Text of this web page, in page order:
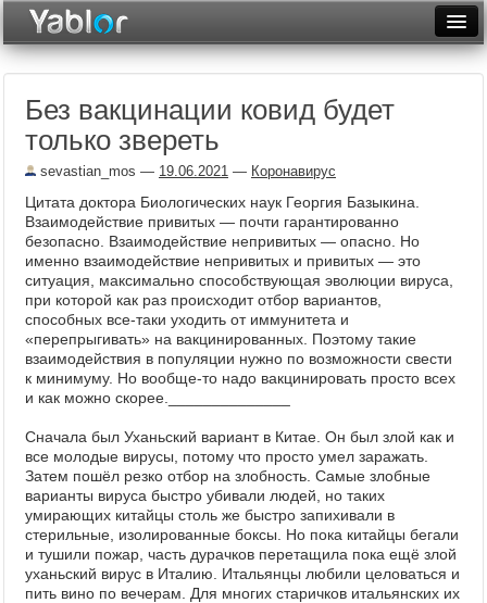
Неделя
Архив
Фототоп
Видеотоп
Без вакцинации ковид будет
только звереть
sevastian_mos — 19.06.2021 — Коронавирус
Цитата доктора Биологических наук Георгия Базыкина.
Взаимодействие привитых — почти гарантированно
безопасно. Взаимодействие непривитых — опасно. Но
именно взаимодействие непривитых и привитых — это
ситуация, максимально способствующая эволюции вируса,
при которой как раз происходит отбор вариантов,
способных все-таки уходить от иммунитета и
«перепрыгивать» на вакцинированных. Поэтому такие
взаимодействия в популяции нужно по возможности свести
к минимуму. Но вообще-то надо вакцинировать просто всех
и как можно скорее.______________
Сначала был Уханьский вариант в Китае. Он был злой как и
все молодые вирусы, потому что просто умел заражать.
Затем пошёл резко отбор на злобность. Самые злобные
варианты вируса быстро убивали людей, но таких
умирающих китайцы столь же быстро запихивали в
стерильные, изолированные боксы. Но пока китайцы бегали
и тушили пожар, часть дурачков перетащила пока ещё злой
уханьский вирус в Италию. Итальянцы любили целоваться и
пить вино по вечерам. Для многих старичков итальянских их